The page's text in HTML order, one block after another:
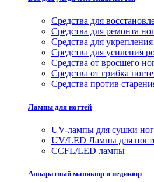
Средства для
Средства для ремонта
Средства для
Средства для усиления
Средства от вросшего
Средства от грибка
Средства против
Лампы для ногтей
UV-лампы для сушки
UV/LED Лампы для
CCFL/LED лампы
Аппаратный маникюр и педикюр